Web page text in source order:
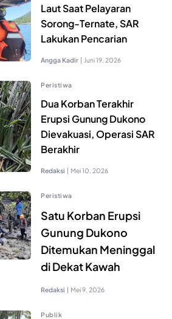
Laut Saat Pelayaran
Sorong-Ternate, SAR
Lakukan Pencarian
Angga Kadir | Juni 19, 2026
Peristiwa
Dua Korban Terakhir
Erupsi Gunung Dukono
Dievakuasi, Operasi SAR
Berakhir
Redaksi | Mei 10, 2026
Peristiwa
Satu Korban Erupsi
Gunung Dukono
Ditemukan Meninggal
di Dekat Kawah
Redaksi | Mei 9, 2026
Publik